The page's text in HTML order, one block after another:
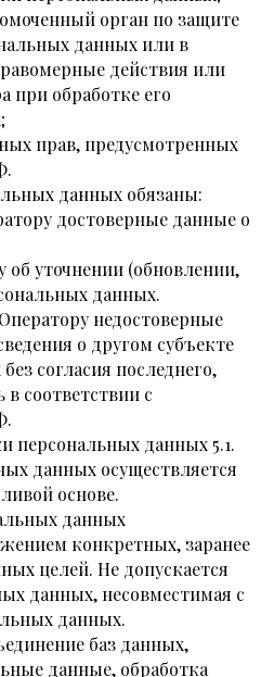
орган по защите
данных или в
действия или
при обработке его
прав, предусмотренных
данных обязаны:
достоверные данные о
уточнении (обновлении,
данных.
недостоверные
о другом субъекте
согласия последнего,
в соответствии с
персональных данных 5.1.
данных осуществляется
основе.
данных
конкретных, заранее
целей. Не допускается
данных, несовместимая с
данных.
баз данных,
данные, обработка